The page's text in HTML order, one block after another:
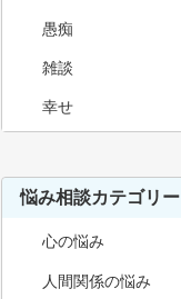
愚痴
雑談
幸せ
悩み相談カテゴリー
心の悩み
人間関係の悩み